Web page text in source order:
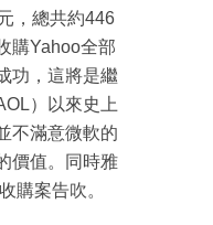
，總共約446
購Yahoo全部
功，這將是繼
）以來史上
不滿意微軟的
價值。同時雅
購案告吹。